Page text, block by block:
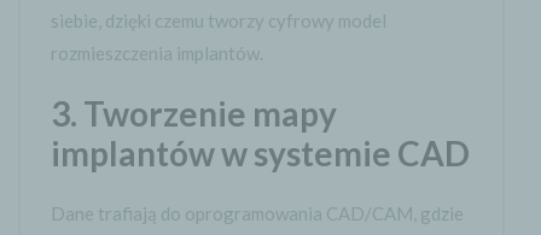
siebie, dzięki czemu tworzy cyfrowy model
rozmieszczenia implantów.
3. Tworzenie mapy
implantów w systemie CAD
Dane trafiają do oprogramowania CAD/CAM, gdzie